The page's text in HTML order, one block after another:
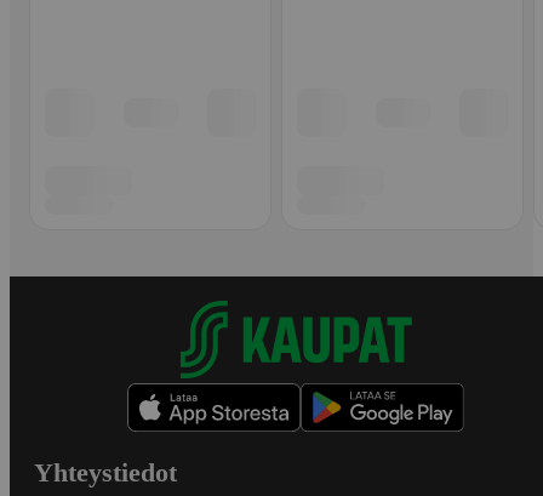
Yhteystiedot